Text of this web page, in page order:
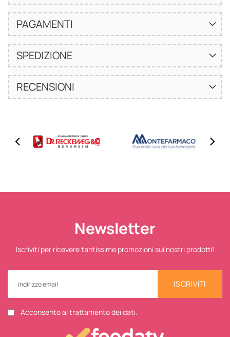
PAGAMENTI
SPEDIZIONE
RECENSIONI
Newsletter
Iscriviti per ricevere tantissime promozioni sui nostri prodotti!
ISCRIVITI
Acconsento al trattamento dei dati.